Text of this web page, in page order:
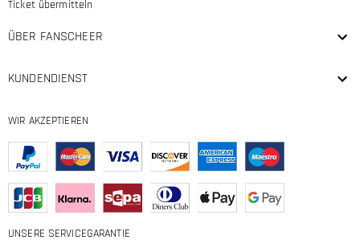
Ticket übermitteln
ÜBER FANSCHEER
KUNDENDIENST
WIR AKZEPTIEREN
UNSERE SERVICEGARANTIE